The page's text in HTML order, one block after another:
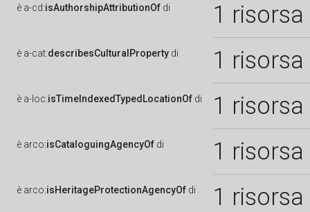
è a-cd:isAuthorshipAttributionOf di 1 risorsa
è a-cat:describesCulturalProperty di 1 risorsa
è a-loc:isTimeIndexedTypedLocationOf di 1 risorsa
è arco:isCataloguingAgencyOf di 1 risorsa
è arco:isHeritageProtectionAgencyOf di 1 risorsa